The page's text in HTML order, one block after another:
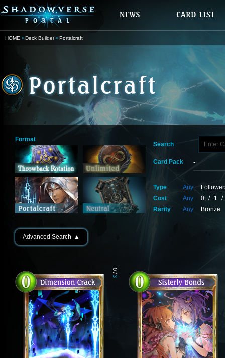
HOME Deck Builder Portalcraft
Format
Search
Card Pack
Type Any
Cost
Any 0 / 1
/
Rarity
Any Bronze
Advanced Search ▲
0
/
3